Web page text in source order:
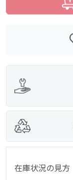
在庫状況の見方